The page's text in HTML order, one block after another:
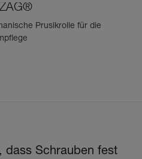
Prusikrolle für die
dass Schrauben fest